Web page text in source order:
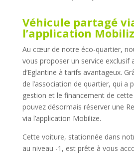
Véhicule partagé
l’application
Au cœur de notre éco-quartier,
vous proposer un service exclusif
d’Eglantine à tarifs avantageux.
de l’association de quartier, qui a
gestion et le financement de
pouvez désormais réserver une
via l’application Mobilize.
Cette voiture, stationnée dans
au niveau -1, est prête à vous